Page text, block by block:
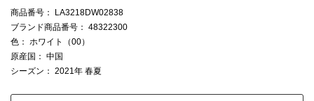
商品番号 ： LA3218DW02838
ブランド商品番号 ： 48322300
色 ： ホワイト（00）
原産国 ： 中国
シーズン ： 2021年 春夏